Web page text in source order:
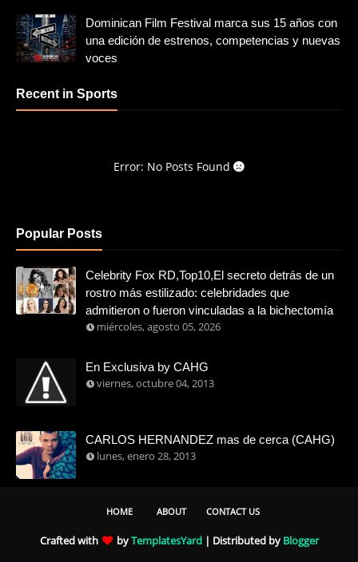
Dominican Film Festival marca sus 15 años con
una edición de estrenos, competencias y nuevas
voces
Recent in Sports
Error: No Posts Found
Popular Posts
Celebrity Fox RD,Top10,El secreto detrás de un
rostro más estilizado: celebridades que
admitieron o fueron vinculadas a la bichectomía
miércoles, agosto 05, 2026
En Exclusiva by CAHG
viernes, octubre 04, 2013
CARLOS HERNANDEZ mas de cerca (CAHG)
lunes, enero 28, 2013
HOME ABOUT CONTACT US
Crafted with byTemplatesYard| Distributed by Blogger